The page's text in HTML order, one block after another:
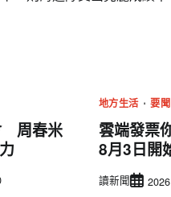
周春米
地方生活 要聞
雲端發票
8月3日開
讀新聞